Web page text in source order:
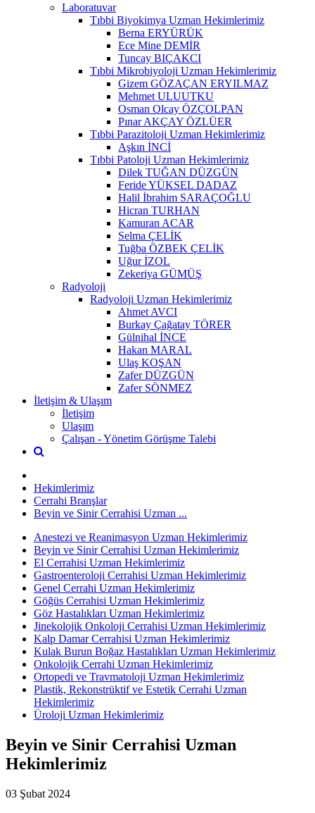
Laboratuvar
Tıbbi Biyokimya Uzman Hekimlerimiz
Berna ERYÜRÜK
Ece Mine DEMİR
Tuncay BIÇAKCI
Tıbbi Mikrobiyoloji Uzman Hekimlerimiz
Gizem GÖZAÇAN ERYILMAZ
Mehmet ULUUTKU
Osman Olcay ÖZÇOLPAN
Pınar AKÇAY ÖZLÜER
Tıbbi Parazitoloji Uzman Hekimlerimiz
Aşkın İNCİ
Tıbbi Patoloji Uzman Hekimlerimiz
Dilek TUĞAN DÜZGÜN
Feride YÜKSEL DADAZ
Halil İbrahim SARAÇOĞLU
Hicran TURHAN
Kamuran ACAR
Selma ÇELİK
Tuğba ÖZBEK ÇELİK
Uğur İZOL
Zekeriya GÜMÜŞ
Radyoloji
Radyoloji Uzman Hekimlerimiz
Ahmet AVCI
Burkay Çağatay TÖRER
Gülnihal İNCE
Hakan MARAL
Ulaş KOŞAN
Zafer DÜZGÜN
Zafer SÖNMEZ
İletişim & Ulaşım
İletişim
Ulaşım
Çalışan - Yönetim Görüşme Talebi
Hekimlerimiz
Cerrahi Branşlar
Beyin ve Sinir Cerrahisi Uzman ...
Anestezi ve Reanimasyon Uzman Hekimlerimiz
Beyin ve Sinir Cerrahisi Uzman Hekimlerimiz
El Cerrahisi Uzman Hekimlerimiz
Gastroenteroloji Cerrahisi Uzman Hekimlerimiz
Genel Cerrahi Uzman Hekimlerimiz
Göğüs Cerrahisi Uzman Hekimlerimiz
Göz Hastalıkları Uzman Hekimlerimiz
Jinekolojik Onkoloji Cerrahisi Uzman Hekimlerimiz
Kalp Damar Cerrahisi Uzman Hekimlerimiz
Kulak Burun Boğaz Hastalıkları Uzman Hekimlerimiz
Onkolojik Cerrahi Uzman Hekimlerimiz
Ortopedi ve Travmatoloji Uzman Hekimlerimiz
Plastik, Rekonstrüktif ve Estetik Cerrahi Uzman
Hekimlerimiz
Üroloji Uzman Hekimlerimiz
Beyin ve Sinir Cerrahisi Uzman
Hekimlerimiz
03 Şubat 2024